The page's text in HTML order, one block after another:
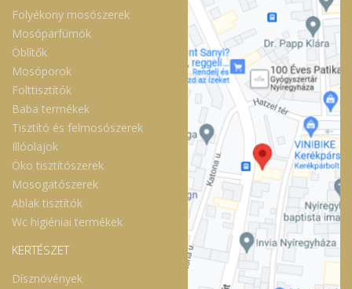
Folyékony mosószerek
Mosóparfümök
Öblítők
Mosóporok
Folttisztítók
Baba termékek
Tisztító és felmosószerek
Illóolajok
Öko tisztítószerek
Mosogatószerek
Ablak tisztítók
Wc higiéniai termékek
KERTÉSZET
Dísznövények